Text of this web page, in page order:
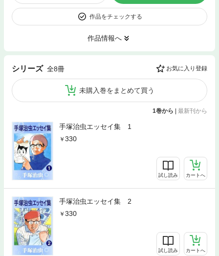
作品をチェックする
作品情報へ
シリーズ 全8冊 お気に入り登録
未購入巻をまとめて買う
1巻から | 最新刊から
手塚治虫エッセイ集 1
330
試し読み カートへ
手塚治虫エッセイ集 2
330
試し読み カートへ